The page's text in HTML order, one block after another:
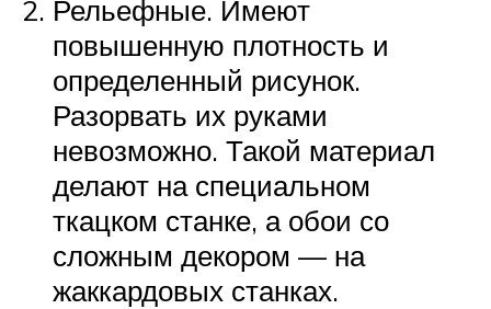
Рельефные. Имеют
повышенную плотность и
определенный рисунок.
Разорвать их руками
невозможно. Такой материал
делают на специальном
ткацком станке, а обои со
сложным декором — на
жаккардовых станках.